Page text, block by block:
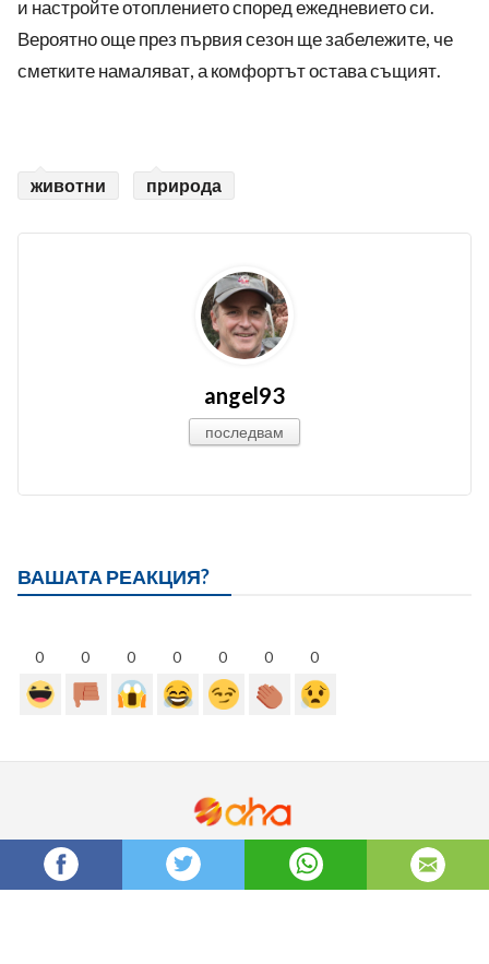
и настройте отоплението според ежедневието си.
Вероятно още през първия сезон ще забележите, че
сметките намаляват, а комфортът остава същият.
животни природа
angel93
последвам
ВАШАТА РЕАКЦИЯ?
0 0 0 0 0 0 0
Бисквитки За нас
Политика за поверителност
Правила за ползване